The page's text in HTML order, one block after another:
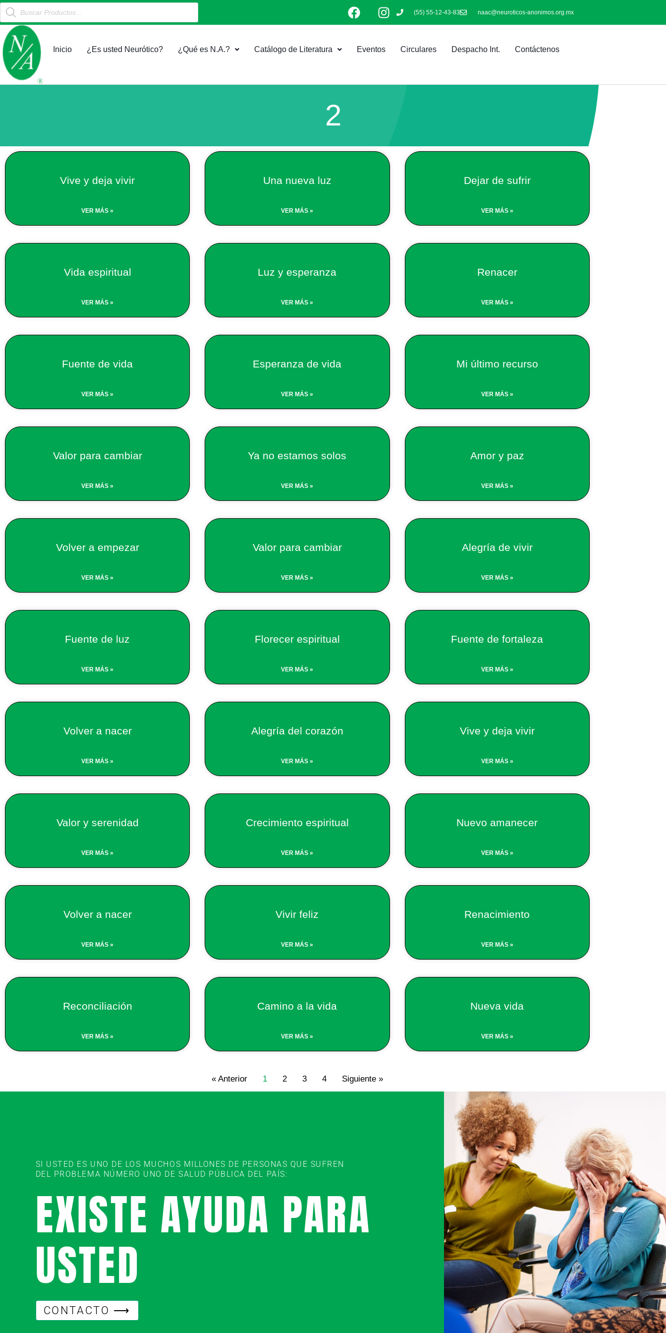
al
contenido
Products
search
F
a
e
b
I
n
a
(55) 55-12-43-83 naac@neuroticos-anonimos.org.mx
Inicio ¿Es usted Neurótico? ¿Qué es N.A.? Catálogo de Literatura Eventos Circulares Despacho Int. Contáctenos
2
Vive y deja vivir
VER MÁS »
Una nueva luz
VER MÁS »
Dejar de sufrir
VER MÁS »
Vida espiritual
VER MÁS »
Luz y esperanza
VER MÁS »
Renacer
VER MÁS »
Fuente de vida
VER MÁS »
Esperanza de vida
VER MÁS »
Mi último recurso
VER MÁS »
Valor para cambiar
VER MÁS »
Ya no estamos solos
VER MÁS »
Amor y paz
VER MÁS »
Volver a empezar
VER MÁS »
Valor para cambiar
VER MÁS »
Alegría de vivir
VER MÁS »
Fuente de luz
VER MÁS »
Florecer espiritual
VER MÁS »
Fuente de fortaleza
VER MÁS »
Volver a nacer
VER MÁS »
Alegría del corazón
VER MÁS »
Vive y deja vivir
VER MÁS »
Valor y serenidad
VER MÁS »
Crecimiento espiritual
VER MÁS »
Nuevo amanecer
VER MÁS »
Volver a nacer
VER MÁS »
Vivir feliz
VER MÁS »
Renacimiento
VER MÁS »
Reconciliación
VER MÁS »
Camino a la vida
VER MÁS »
Nueva vida
VER MÁS »
« Anterior 1 2 3 4 Siguiente »
SI USTED ES UNO DE LOS MUCHOS MILLONES DE PERSONAS QUE SUFREN
DEL PROBLEMA NÚMERO UNO DE SALUD PÚBLICA DEL PAÍS:
EXISTE AYUDA PARA
USTED
CONTACTO ⟶